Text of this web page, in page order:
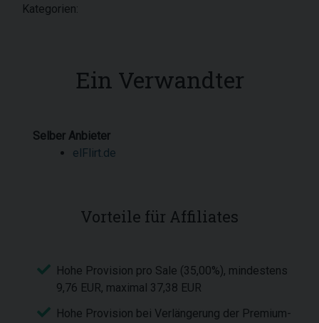
Kategorien:
Ein Verwandter
Selber Anbieter
elFlirt.de
Vorteile für Affiliates
Hohe Provision pro Sale (35,00%), mindestens
9,76 EUR, maximal 37,38 EUR
Hohe Provision bei Verlängerung der Premium-